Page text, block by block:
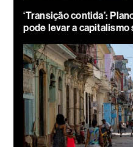
‘Transição contida’:
pode levar a capitalismo